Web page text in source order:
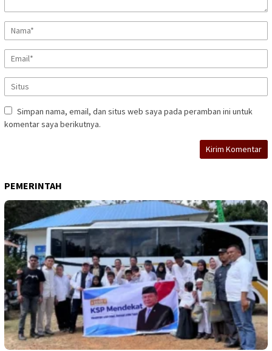
Simpan nama, email, dan situs web saya pada peramban ini untuk
komentar saya berikutnya.
PEMERINTAH